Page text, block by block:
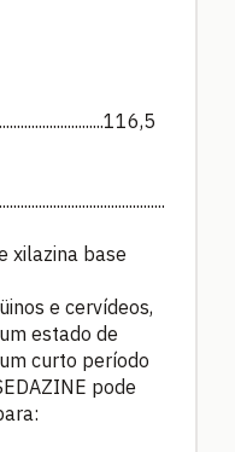
xilazina base
e cervídeos,
estado de
curto período
pode